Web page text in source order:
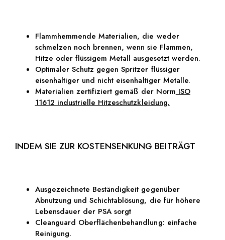
Flammhemmende Materialien, die weder
schmelzen noch brennen, wenn sie Flammen,
Hitze oder flüssigem Metall ausgesetzt werden.
Optimaler Schutz gegen Spritzer flüssiger
eisenhaltiger und nicht eisenhaltiger Metalle.
Materialien zertifiziert gemäß der Norm ISO
11612 industrielle Hitzeschutzkleidung.
INDEM SIE ZUR KOSTENSENKUNG BEITRÄGT
Ausgezeichnete Beständigkeit gegenüber
Abnutzung und Schichtablösung, die für höhere
Lebensdauer der PSA sorgt
Cleanguard Oberflächenbehandlung: einfache
Reinigung.